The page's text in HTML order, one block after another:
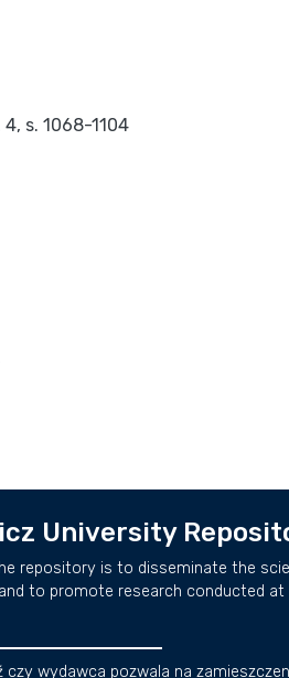
s. 1068-1104
University
repository is to disseminate the
to promote research conducted at
czy wydawca pozwala na